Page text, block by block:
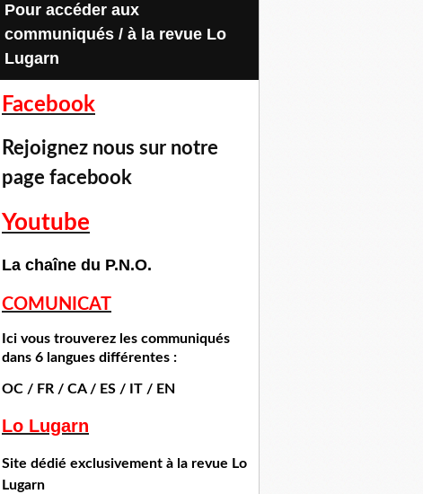
Pour accéder aux
communiqués / à la revue Lo
Lugarn
Facebook
Rejoignez nous sur notre
page facebook
Youtube
La chaîne du P.N.O.
COMUNICAT
Ici vous trouverez les communiqués
dans 6 langues différentes :
OC / FR / CA / ES / IT / EN
Lo Lugarn
Site dédié exclusivement à la revue Lo
Lugarn